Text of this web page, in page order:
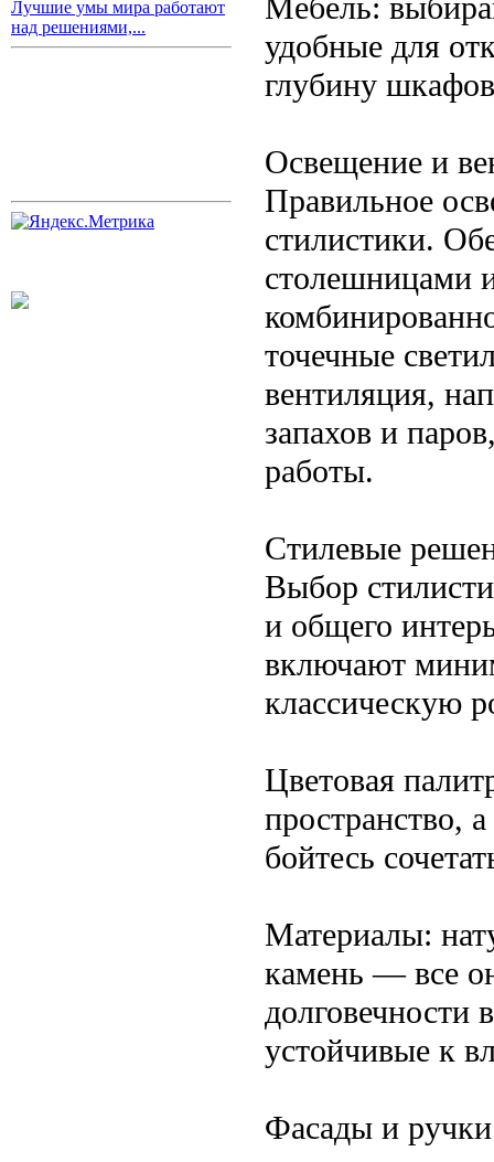
Лучшие умы мира работают
над решениями,...
Мебель:
удобные для
глубину
Освещение и
Правильное
стилистики.
столешницами
точечные
вентиляция,
запахов и
работы.
Стилевые
Выбор
и общего
включают
классическую
Цветовая
пространство,
бойтесь
Материалы:
камень — все
долговечности
устойчивые к
Фасады и